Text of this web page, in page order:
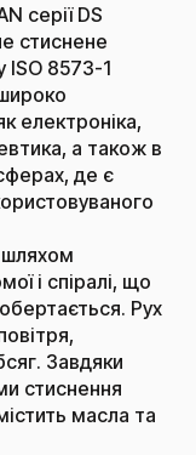
серії DS
стиснене
ISO 8573-1
електроніка,
а також в
де є
шляхом
і спіралі, що
Рух
Завдяки
стиснення
масла та